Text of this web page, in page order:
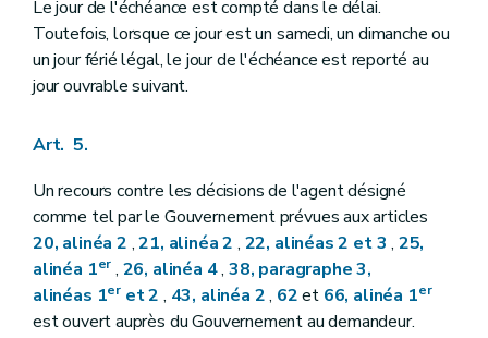
Le jour de l'échéance est compté dans le délai.
Toutefois, lorsque ce jour est un samedi, un dimanche ou
un jour férié légal, le jour de l'échéance est reporté au
jour ouvrable suivant.
Art. 5.
Un recours contre les décisions de l'agent désigné
comme tel par le Gouvernement prévues aux articles
20, alinéa 2 ,21, alinéa 2 , 22, alinéas 2 et 3 , 25,
alinéa 1er , 26, alinéa 4, 38, paragraphe 3,
alinéas 1er et 2 , 43, alinéa 2, 62et 66, alinéa 1er
est ouvert auprès du Gouvernement au demandeur.